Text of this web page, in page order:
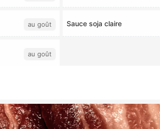
au goût Sauce soja claire
au goût